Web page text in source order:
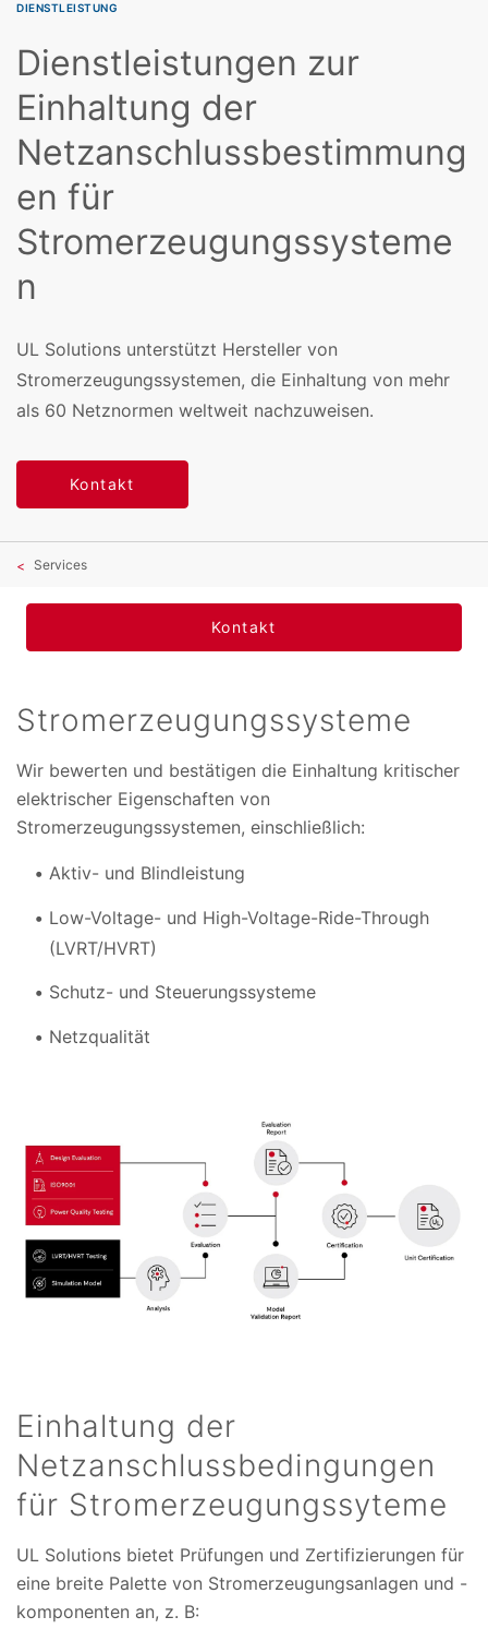
DIENSTLEISTUNG
Dienstleistungen zur
Einhaltung der
Netzanschlussbestimmung
en für
Stromerzeugungssysteme
n
UL Solutions unterstützt Hersteller von
Stromerzeugungssystemen, die Einhaltung von mehr
als 60 Netznormen weltweit nachzuweisen.
Kontakt
Services
Kontakt
Stromerzeugungssysteme
Wir bewerten und bestätigen die Einhaltung kritischer
elektrischer Eigenschaften von
Stromerzeugungssystemen, einschließlich:
Aktiv- und Blindleistung
Low-Voltage- und High-Voltage-Ride-Through
(LVRT/HVRT)
Schutz- und Steuerungssysteme
Netzqualität
Einhaltung der
Netzanschlussbedingungen
für Stromerzeugungssyteme
UL Solutions bietet Prüfungen und Zertifizierungen für
eine breite Palette von Stromerzeugungsanlagen und -
komponenten an, z. B: